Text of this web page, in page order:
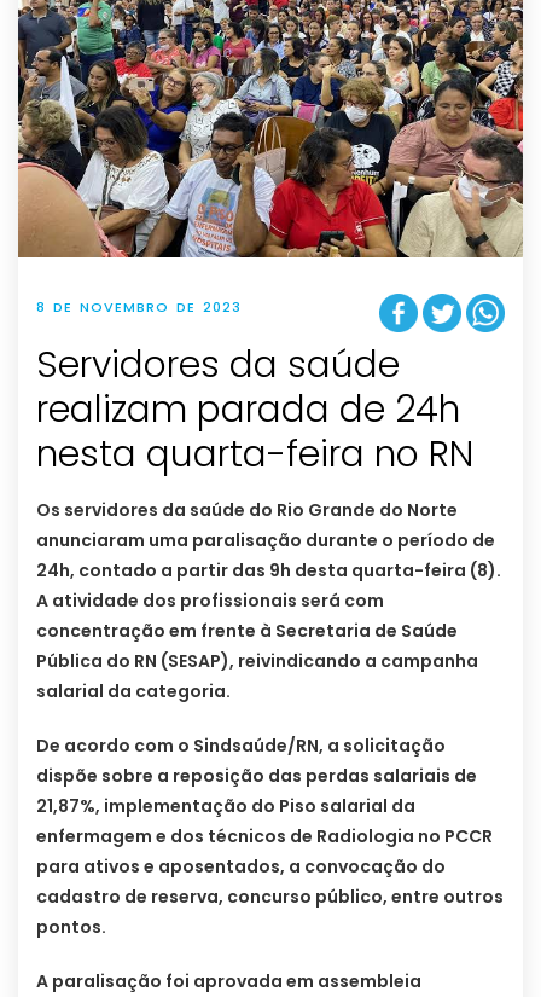
8 DE NOVEMBRO DE 2023
Servidores da saúde
realizam parada de 24h
nesta quarta-feira no RN
Os servidores da saúde do Rio Grande do Norte
anunciaram uma paralisação durante o período de
24h, contado a partir das 9h desta quarta-feira (8).
A atividade dos profissionais será com
concentração em frente à Secretaria de Saúde
Pública do RN (SESAP), reivindicando a campanha
salarial da categoria.
De acordo com o Sindsaúde/RN, a solicitação
dispõe sobre a reposição das perdas salariais de
21,87%, implementação do Piso salarial da
enfermagem e dos técnicos de Radiologia no PCCR
para ativos e aposentados, a convocação do
cadastro de reserva, concurso público, entre outros
pontos.
A paralisação foi aprovada em assembleia